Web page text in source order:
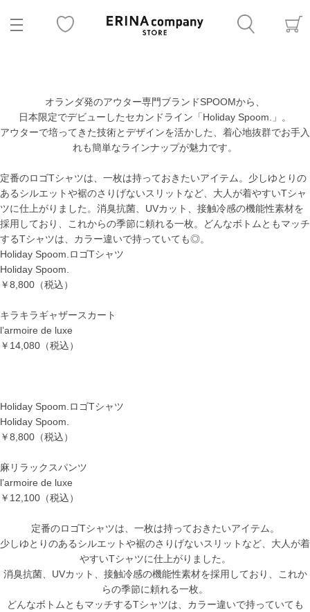
オランダ発のアウター専門ブランドSPOOMから、
日本限定でデビューしたセカンドライン「Holiday Spoom.」。
アウターで培ってきた技術とデザインを活かした、着心地抜群でお手入
れも簡単なラインナップが魅力です。
定番のロゴTシャツは、一枚は持っておきたいアイテム。少しゆとりの
あるシルエットや裾のさりげないスリットなど、大人が着やすいTシャ
ツに仕上がりました。消臭抗菌、UVカット、接触冷感の機能性素材を
採用しており、これからの季節に頼れる一枚。どんなボトムともマッチ
するTシャツは、カラー違いで持っていても◎。
Holiday Spoom.ロゴTシャツ
Holiday Spoom.
￥8,800 （税込）
キラキラギャザースカート
l’armoire de luxe
￥14,080 （税込）
Holiday Spoom.ロゴTシャツ
Holiday Spoom.
￥8,800 （税込）
麻リラックスパンツ
l’armoire de luxe
￥12,100 （税込）
定番のロゴTシャツは、一枚は持っておきたいアイテム。
少しゆとりのあるシルエットや裾のさりげないスリットなど、大人が着
やすいTシャツに仕上がりました。
消臭抗菌、UVカット、接触冷感の機能性素材を採用しており、これか
らの季節に頼れる一枚。
どんなボトムともマッチするTシャツは、カラー違いで持っていても